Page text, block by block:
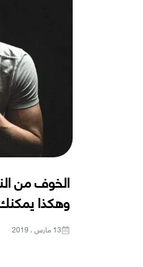
الخوف من
وهكذا
13 مارس ، 2019